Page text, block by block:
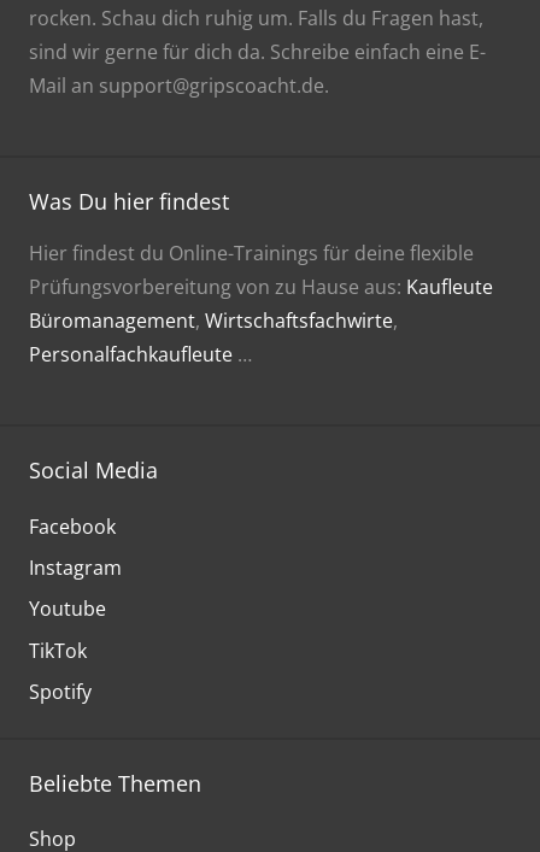
rocken. Schau dich ruhig um. Falls du Fragen hast,
sind wir gerne für dich da. Schreibe einfach eine E-
Mail an support@gripscoacht.de.
Was Du hier findest
Hier findest du Online-Trainings für deine flexible
Prüfungsvorbereitung von zu Hause aus: Kaufleute
Büromanagement, Wirtschaftsfachwirte,
Personalfachkaufleute …
Social Media
Facebook
Instagram
Youtube
TikTok
Spotify
Beliebte Themen
Shop